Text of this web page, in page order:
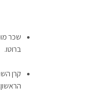
ברוטו.
קרן
הראשון.